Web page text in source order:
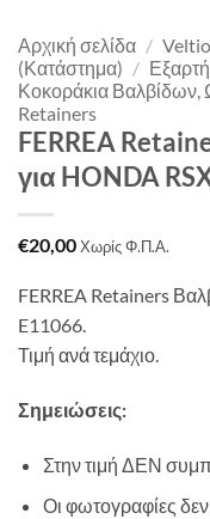
Αρχική σελίδα /
(Κατάστημα) /
Κοκοράκια Βαλβίδων,
Retainers
FERREA
για HONDA
€20,00Χωρίς Φ.Π.Α.
FERREA Retainers
E11066.
Τιμή ανά τεμάχιο.
Σημειώσεις:
Στην τιμή ΔΕΝ
Οι φωτογραφίες